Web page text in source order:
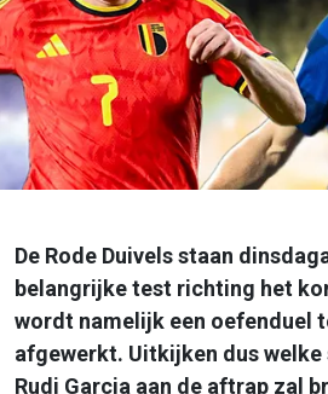
De Rode Duivels staan
belangrijke test richting het
wordt namelijk een oefenduel
afgewerkt. Uitkijken dus welke
Rudi Garcia aan de aftrap zal